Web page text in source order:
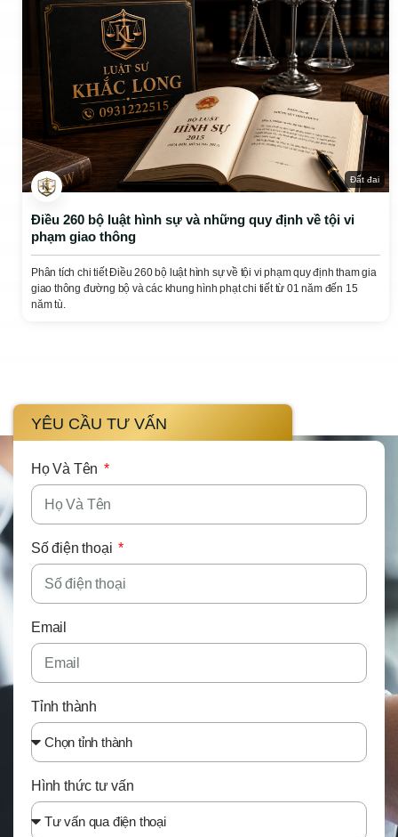
Đất đai
Điều 260 bộ luật hình sự và những quy định về tội vi
phạm giao thông
Phân tích chi tiết Điều 260 bộ luật hình sự về tội vi phạm quy định tham gia
giao thông đường bộ và các khung hình phạt chi tiết từ 01 năm đến 15
năm tù.
YÊU CẦU TƯ VẤN
Họ Và Tên
Số điện thoại
Email
Tỉnh thành
Hình thức tư vấn